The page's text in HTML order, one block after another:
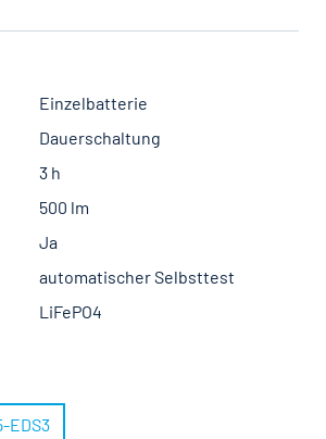
Einzelbatterie
Dauerschaltung
3 h
500 lm
Ja
automatischer Selbsttest
LiFePO4
EDS3